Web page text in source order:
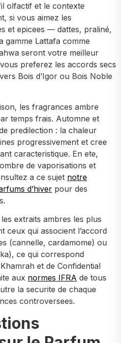
olfactif et le contexte
si vous aimez les
et epicees — dattes, praliné,
gamme Lattafa comme
seront votre meilleur
preferez les accords secs
Bois d’Igor ou Bois Noble
les fragrances ambre
temps frais. Automne et
predilection : la chaleur
progressivement et cree
caracteristique. En ete,
de vaporisations et
a ce sujet notre
d’hiver pour des
les extraits ambres les plus
ceux qui associent l’accord
(cannelle, cardamome) ou
ce qui correspond
et de Confidential
aux normes IFRA de tous
la securite de chaque
controversees.